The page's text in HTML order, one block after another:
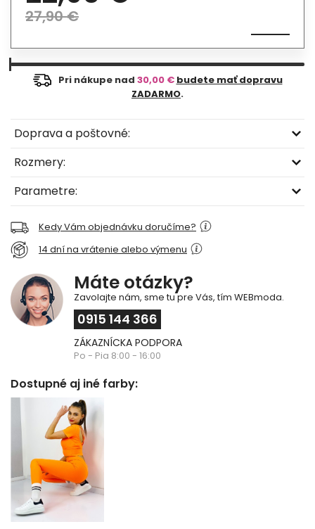
27,90 €
Pri nákupe nad 30,00 € budete mať dopravu
ZADARMO.
Doprava a poštovné:
Rozmery:
Parametre:
Kedy Vám objednávku doručíme?
14 dní na vrátenie alebo výmenu
Máte otázky?
Zavolajte nám, sme tu pre Vás, tím WEBmoda.
0915 144 366
ZÁKAZNÍCKA PODPORA
Po - Pia 8:00 - 16:00
Dostupné aj iné farby: